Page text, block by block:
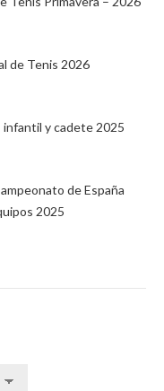
de Tenis 2026
infantil y cadete 2025
de España
2025